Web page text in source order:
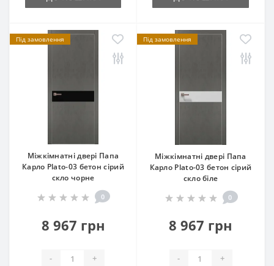
Під замовлення
Міжкімнатні двері Папа
Карло Plato-03 бетон сірий
скло чорне
0
8 967 грн
- +
Під замовлення
Міжкімнатні двері Папа
Карло Plato-03 бетон сірий
скло біле
0
8 967 грн
- +